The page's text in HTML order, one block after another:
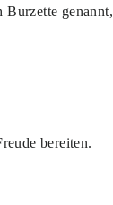
Burzette genannt,
bereiten.